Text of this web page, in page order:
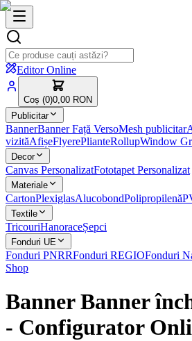
Editor Online
Coș (0)0,00 RON
Publicitar
BannerBanner Față VersoMesh publicitar
vizităAfișeFlyerePlianteRollupWindow
Decor
Canvas PersonalizatFototapet Personalizat
Materiale
CartonPlexiglasAlucobondPolipropilenă
Textile
TricouriHanoraceȘepci
Fonduri UE
Fonduri PNRRFonduri REGIOFonduri
Shop
Banner Banner
- Configurator